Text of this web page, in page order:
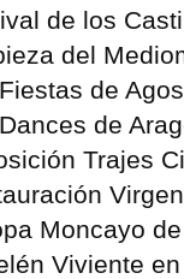
de los
del
de
de
Trajes
Moncayo
Viviente